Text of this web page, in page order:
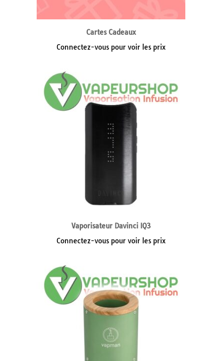
Cartes Cadeaux
Connectez-vous pour voir les prix
Vaporisateur Davinci IQ3
Connectez-vous pour voir les prix